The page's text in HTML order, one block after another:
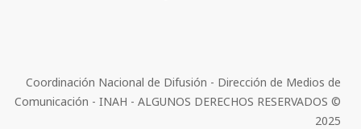
Coordinación Nacional de Difusión - Dirección de Medios de
Comunicación - INAH - ALGUNOS DERECHOS RESERVADOS ©
2025